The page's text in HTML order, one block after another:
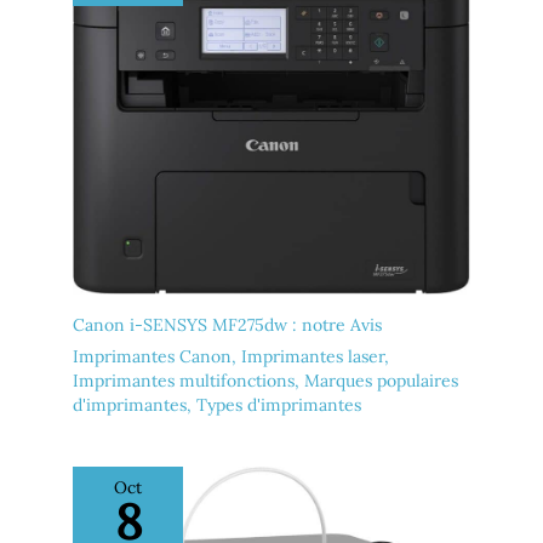
Canon i-SENSYS MF275dw : notre Avis
Imprimantes Canon, Imprimantes laser,
Imprimantes multifonctions, Marques populaires
d'imprimantes, Types d'imprimantes
Oct
8